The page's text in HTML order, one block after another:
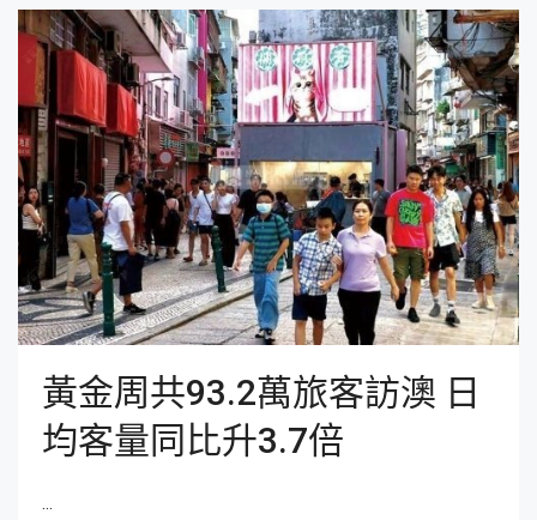
黃金周共93.2萬旅客訪澳 日
均客量同比升3.7倍
...